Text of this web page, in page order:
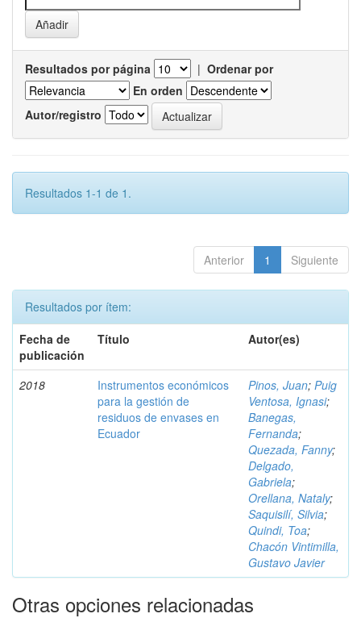
Resultados por página | Ordenar por
En orden
Autor/registro
Resultados 1-1 de 1.
Anterior 1 Siguiente
Resultados por ítem:
Fecha de
publicación
Título Autor(es)
2018
Instrumentos económicos
para la gestión de
residuos de envases en
Ecuador
Pinos, Juan; Puig
Ventosa, Ignasi;
Banegas,
Fernanda;
Quezada, Fanny;
Delgado,
Gabriela;
Orellana, Nataly;
Saquisilí, Silvia;
Quindi, Toa;
Chacón Vintimilla,
Gustavo Javier
Otras opciones relacionadas